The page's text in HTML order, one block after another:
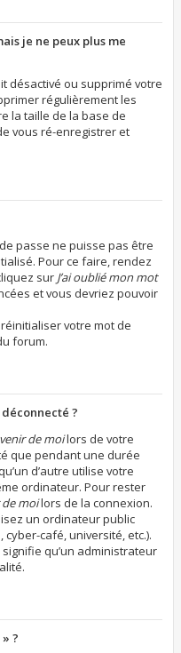
je ne peux plus me
désactivé ou supprimé votre
régulièrement les
la taille de la base de
vous ré-enregistrer et
passe ne puisse pas être
Pour ce faire, rendez
sur J’ai oublié mon mot
et vous devriez pouvoir
votre mot de
forum.
?
de moilors de votre
que pendant une durée
d’autre utilise votre
ordinateur. Pour rester
de moilors de la connexion.
un ordinateur public
café, université, etc.).
qu’un administrateur
?